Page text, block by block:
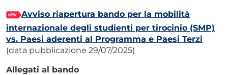
Avviso riapertura bando per la mobilità
internazionale degli studienti per tirocinio (SMP)
vs. Paesi aderenti al Programma e Paesi Terzi
(data pubblicazione 29/07/2025)
Allegati al bando